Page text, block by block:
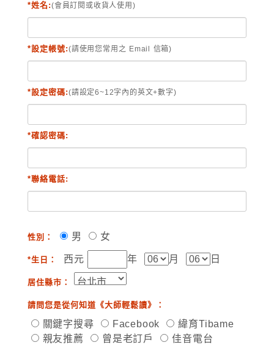
*姓名:(會員訂閱或收貨人使用)
*設定帳號:(請使用您常用之 Email 信箱)
*設定密碼:(請設定6~12字內的英文+數字)
*確認密碼:
*聯絡電話:
性別： 男 女
*生日： 西元 年 月 日
居住縣市：
請問您是從何知道《大師輕鬆讀》：
關鍵字搜尋 Facebook
緯育Tibame
親友推薦
曾是老訂戶
佳音電台